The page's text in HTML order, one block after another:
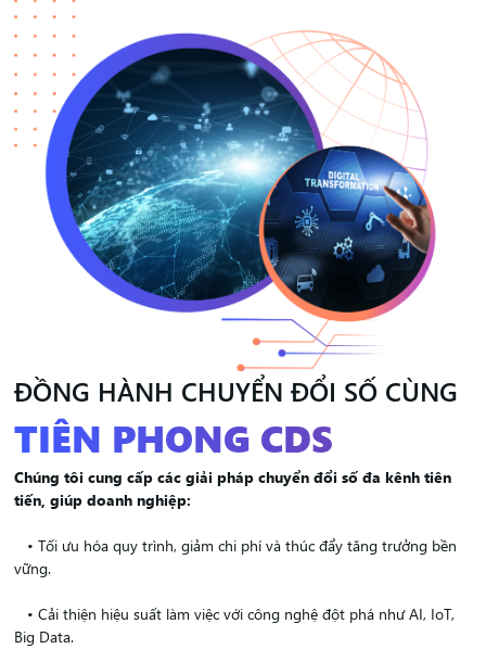
ĐỒNG HÀNH CHUYỂN ĐỔI SỐ CÙNG
TIÊN PHONG CDS
Chúng tôi cung cấp các giải pháp chuyển đổi số đa kênh tiên
tiến, giúp doanh nghiệp:
• Tối ưu hóa quy trình, giảm chi phí và thúc đẩy tăng trưởng bền
vững.
• Cải thiện hiệu suất làm việc với công nghệ đột phá như AI, IoT,
Big Data.